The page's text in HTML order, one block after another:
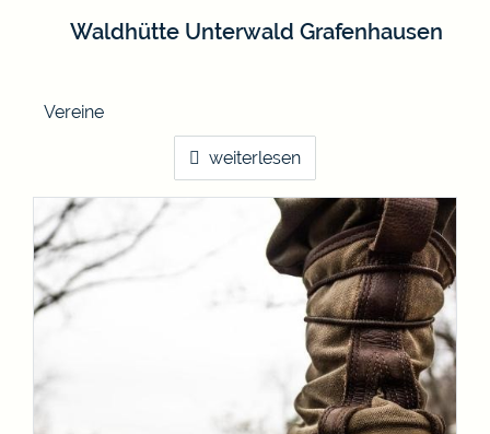
Waldhütte Unterwald Grafenhausen
Vereine
weiterlesen